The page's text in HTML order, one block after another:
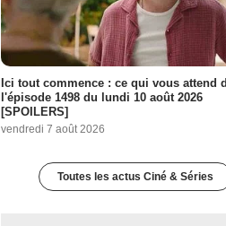
Ici tout commence : ce qui vous attend
l'épisode 1498 du lundi 10 août 2026
[SPOILERS]
vendredi 7 août 2026
Toutes les actus Ciné & Séries